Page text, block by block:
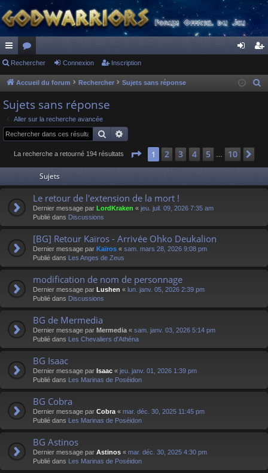
ac
co
ur
ci
s
or
u
s
ne cri
Rechercher Connexion Inscription
Accueil du forum Rechercher Sujets sans réponse
e
Sujets sans réponse
Aller sur la recherche avancée
Rechercher
La recherche a retourné 194 résultats Page 1sur 10
1 2 3 4 5 10
Sujets
Le retour de l'extension de la mort !
Dernier message par LordKraken « jeu. juil. 09, 2026 7:35 am
Publié dans Discussions
[BG] Retour Kaïros - Arrivée Ohko Deukalion
Dernier message par Kaïros « sam. mars 28, 2026 9:08 pm
Publié dans Les Anges de Zeus
modification de nom de personnage
Dernier message par Lushen « lun. janv. 05, 2026 2:39 pm
Publié dans Discussions
BG de Mermedia
Dernier message par Mermedia « sam. janv. 03, 2026 5:14 pm
Publié dans Les Chevaliers d'Athéna
BG Isaac
Dernier message par Isaac « jeu. janv. 01, 2026 1:39 pm
Publié dans Les Marinas de Poséidon
BG Cobra
Dernier message par Cobra « mar. déc. 30, 2025 11:45 pm
Publié dans Les Marinas de Poséidon
BG Astinos
Dernier message par Astinos « mar. déc. 30, 2025 4:30 pm
Publié dans Les Marinas de Poséidon